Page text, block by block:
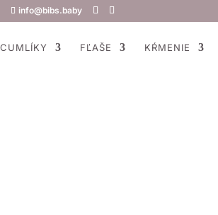
info@bibs.baby
CUMLÍKY FĽAŠE KŔMENIE